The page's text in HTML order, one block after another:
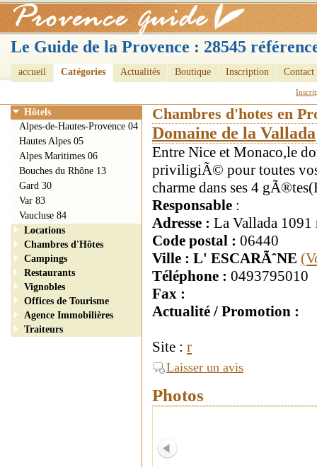
Le Guide de la Provence : 28545
accueil Catégories Actualités Boutique Inscription Contact
Chambres d'hotes en
Domaine de la Vallada
Entre Nice et Monaco,le
priviligiÃ© pour toutes
charme dans ses 4
Responsable :
Adresse : La Vallada 1091
Code postal : 06440
Ville : L' ESCARÃˆNE
Téléphone : 0493795010
Fax :
Actualité / Promotion :
Site : r
Laisser un avis
Photos
Hôtels
Alpes-de-Hautes-Provence 04
Hautes Alpes 05
Alpes Maritimes 06
Bouches du Rhône 13
Gard 30
Var 83
Vaucluse 84
Locations
Chambres d'Hôtes
Campings
Restaurants
Vignobles
Offices de Tourisme
Agence Immobilières
Traiteurs